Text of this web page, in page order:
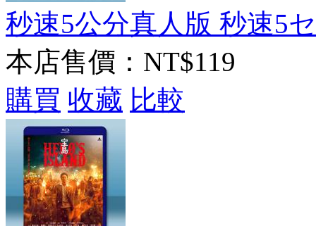
秒速5公分真人版 秒速5
本店售價： NT$119
購買 收藏 比較